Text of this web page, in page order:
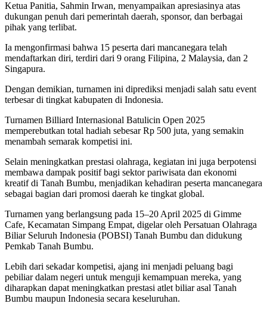
Ketua Panitia, Sahmin Irwan, menyampaikan apresiasinya atas
dukungan penuh dari pemerintah daerah, sponsor, dan berbagai
pihak yang terlibat.
Ia mengonfirmasi bahwa 15 peserta dari mancanegara telah
mendaftarkan diri, terdiri dari 9 orang Filipina, 2 Malaysia, dan 2
Singapura.
Dengan demikian, turnamen ini diprediksi menjadi salah satu event
terbesar di tingkat kabupaten di Indonesia.
Turnamen Billiard Internasional Batulicin Open 2025
memperebutkan total hadiah sebesar Rp 500 juta, yang semakin
menambah semarak kompetisi ini.
Selain meningkatkan prestasi olahraga, kegiatan ini juga berpotensi
membawa dampak positif bagi sektor pariwisata dan ekonomi
kreatif di Tanah Bumbu, menjadikan kehadiran peserta mancanegara
sebagai bagian dari promosi daerah ke tingkat global.
Turnamen yang berlangsung pada 15–20 April 2025 di Gimme
Cafe, Kecamatan Simpang Empat, digelar oleh Persatuan Olahraga
Biliar Seluruh Indonesia (POBSI) Tanah Bumbu dan didukung
Pemkab Tanah Bumbu.
Lebih dari sekadar kompetisi, ajang ini menjadi peluang bagi
pebiliar dalam negeri untuk menguji kemampuan mereka, yang
diharapkan dapat meningkatkan prestasi atlet biliar asal Tanah
Bumbu maupun Indonesia secara keseluruhan.